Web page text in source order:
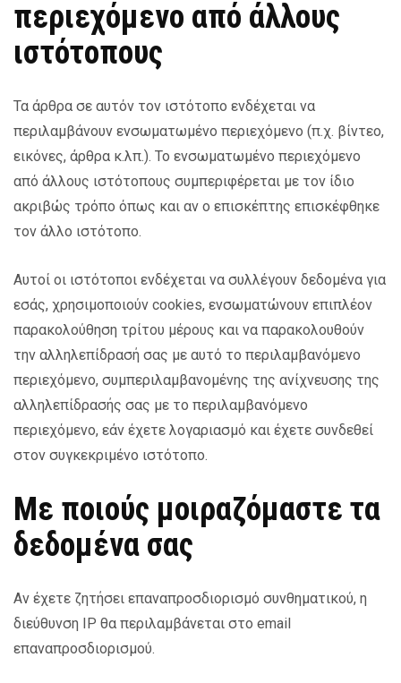
περιεχόμενο από άλλους
ιστότοπους
Τα άρθρα σε αυτόν τον ιστότοπο ενδέχεται να
περιλαμβάνουν ενσωματωμένο περιεχόμενο (π.χ. βίντεο,
εικόνες, άρθρα κ.λπ.). Το ενσωματωμένο περιεχόμενο
από άλλους ιστότοπους συμπεριφέρεται με τον ίδιο
ακριβώς τρόπο όπως και αν ο επισκέπτης επισκέφθηκε
τον άλλο ιστότοπο.
Αυτοί οι ιστότοποι ενδέχεται να συλλέγουν δεδομένα για
εσάς, χρησιμοποιούν cookies, ενσωματώνουν επιπλέον
παρακολούθηση τρίτου μέρους και να παρακολουθούν
την αλληλεπίδρασή σας με αυτό το περιλαμβανόμενο
περιεχόμενο, συμπεριλαμβανομένης της ανίχνευσης της
αλληλεπίδρασής σας με το περιλαμβανόμενο
περιεχόμενο, εάν έχετε λογαριασμό και έχετε συνδεθεί
στον συγκεκριμένο ιστότοπο.
Με ποιούς μοιραζόμαστε τα
δεδομένα σας
Αν έχετε ζητήσει επαναπροσδιορισμό συνθηματικού, η
διεύθυνση IP θα περιλαμβάνεται στο email
επαναπροσδιορισμού.